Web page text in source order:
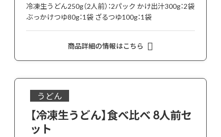
冷凍生うどん250g（2人前）：2パック かけ出汁300g：2袋
ぶっかけつゆ80g：1袋 ざるつゆ100g：1袋
商品詳細の情報はこちら
うどん
【冷凍生うどん】食べ比べ 8人前セ
ット